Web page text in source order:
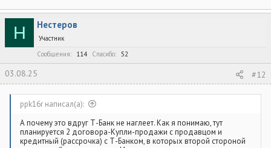
Н Нестеров
Участник
Сообщения
114 Спасибо 52
03.08.25 #12
ppk16r написал(а):
А почему это вдруг Т-Банк не наглеет. Как я понимаю, тут
планируется 2 договора-Купли-продажи с продавцом и
кредитный (рассрочка) с Т-Банком, в которых второй стороной